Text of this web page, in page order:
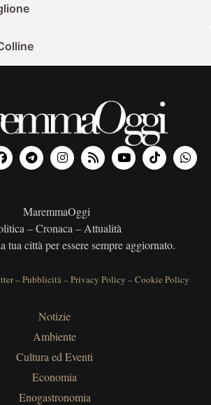
MaremmaOggi
– Cronaca – Attualità
tua città per essere sempre aggiornato.
–Pubblicità–Privacy Policy –Cookie Policy
Notizie
Ambiente
Cultura ed Eventi
Economia
Enogastronomia